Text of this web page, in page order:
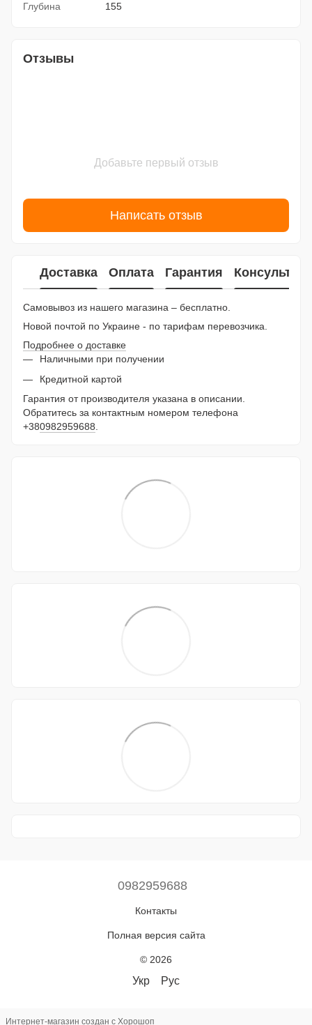
Глубина 155
Отзывы
Добавьте первый отзыв
Написать отзыв
Доставка Оплата Гарантия
Самовывоз из нашего магазина – бесплатно.
Новой почтой по Украине - по тарифам перевозчика.
Подробнее о доставке
Наличными при получении
Кредитной картой
Гарантия от производителя указана в описании.
Обратитесь за контактным номером телефона
+380982959688
0982959688
Контакты
Полная версия сайта
© 2026
Укр Рус
Интернет-магазин создан с Хорошоп